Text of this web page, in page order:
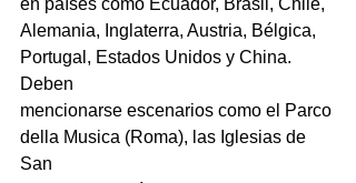
en países como Ecuador, Brasil, Chile,
Alemania, Inglaterra, Austria, Bélgica,
Portugal, Estados Unidos y China.
Deben
mencionarse escenarios como el Parco
della Musica (Roma), las Iglesias de
San